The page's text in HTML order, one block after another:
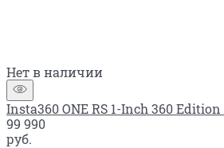
Нет в наличии
Insta360 ONE RS 1-Inch 360 Edition
99 990
руб.